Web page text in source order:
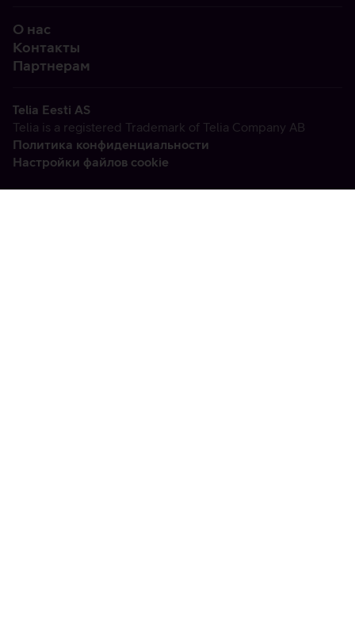
О нас
Контакты
Партнерам
Telia Eesti AS
Telia is a registered Trademark of Telia Company AB
Политика конфиденциальности
Настройки файлов cookie